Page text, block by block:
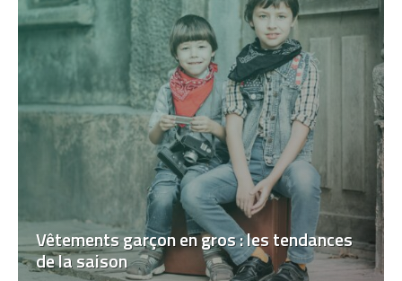
Vêtements garçon en gros : les tendances
de la saison